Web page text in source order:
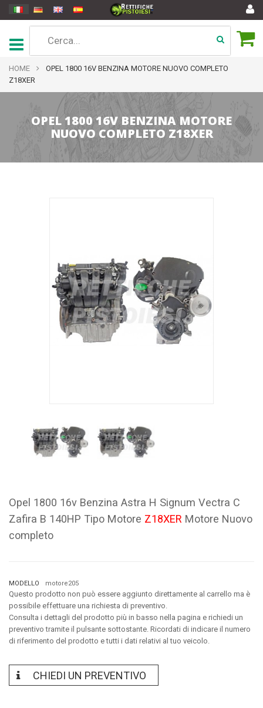
HOME
OPEL 1800 16V BENZINA MOTORE NUOVO COMPLETO
Z18XER
OPEL 1800 16V BENZINA MOTORE
NUOVO COMPLETO Z18XER
Opel 1800 16v Benzina Astra H Signum Vectra C
Zafira B 140HP Tipo Motore Z18XER Motore Nuovo
completo
MODELLO motore205
Questo prodotto non può essere aggiunto direttamente al carrello ma è
possibile effettuare una richiesta di preventivo.
Consulta i dettagli del prodotto più in basso nella pagina e richiedi un
preventivo tramite il pulsante sottostante. Ricordati di indicare il numero
di riferimento del prodotto e tutti i dati relativi al tuo veicolo.
CHIEDI UN PREVENTIVO